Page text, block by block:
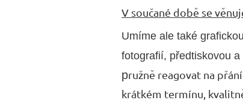
V součané době se
Umíme ale také
fotografií, předtiskovou
pružně reagovat na
krátkém termínu,